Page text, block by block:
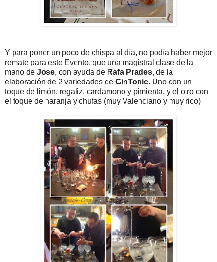
Y para poner un poco de chispa al día, no podía haber mejor
remate para este Evento, que una magistral clase de la
mano de Jose, con ayuda de Rafa Prades, de la
elaboración de 2 variedades de GinTonic. Uno con un
toque de limón, regaliz, cardamono y pimienta, y el otro con
el toque de naranja y chufas (muy Valenciano y muy rico)